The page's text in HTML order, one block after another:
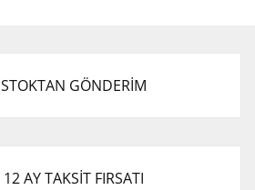
STOKTAN GÖNDERİM
12 AY TAKSİT FIRSATI